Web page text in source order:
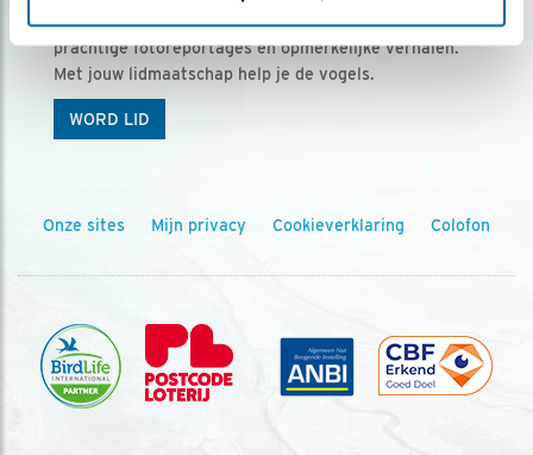
Vogels is het tijdschrift voor onze leden, met
prachtige fotoreportages en opmerkelijke verhalen.
Met jouw lidmaatschap help je de vogels.
WORD LID
Onze sites Mijn privacy Cookieverklaring Colofon